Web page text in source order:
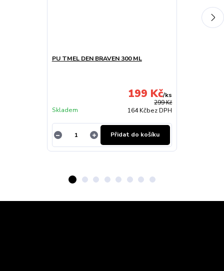
PU TMEL DEN BRAVEN 300 ML
299 Kč
199 Kč/ks
164 Kčbez DPH
Skladem
Přidat do košíku